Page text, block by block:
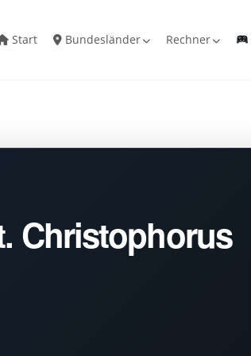
Start Bundesländer Rechner
Christophorus